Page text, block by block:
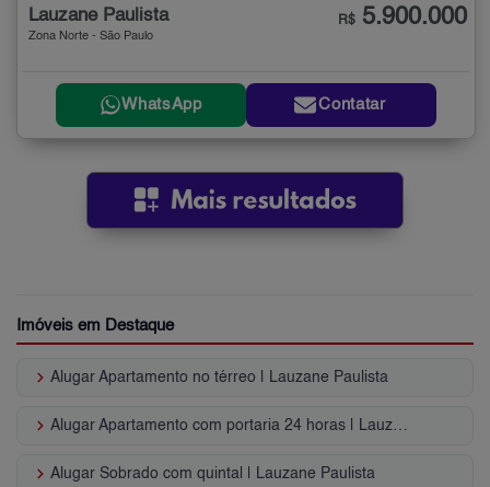
Lauzane Paulista
Zona Norte - São Paulo
R$ 5.900.000
WhatsApp Contatar
Imóveis em Destaque
keyboard_arrow_right Alugar Apartamento no térreo | Lauzane Paulista
keyboard_arrow_right
keyboard_arrow_right Alugar Sobrado com quintal | Lauzane Paulista